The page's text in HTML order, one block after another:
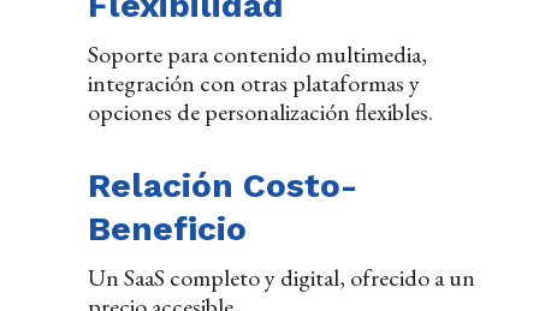
Soporte para contenido multimedia,
integración con otras plataformas y
opciones de personalización flexibles.
Relación Costo-
Beneficio
Un SaaS completo y digital, ofrecido a un